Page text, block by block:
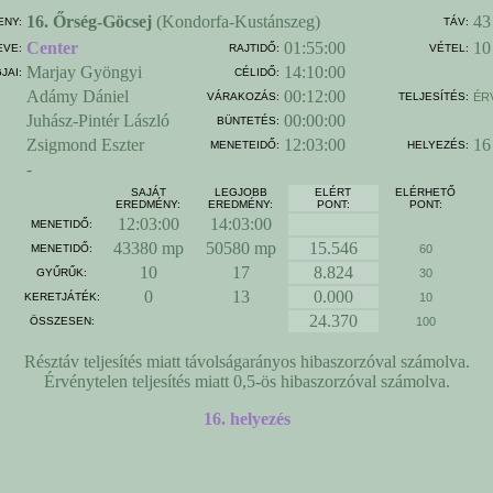
16. Őrség-Göcsej(Kondorfa-Kustánszeg) TÁV:
Center RAJTIDŐ: 01:55:00 VÉTEL: 10
Marjay Gyöngyi CÉLIDŐ: 14:10:00
Adámy Dániel
VÁRAKOZÁS: 00:12:00 TELJESÍTÉS:
Juhász-Pintér László BÜNTETÉS: 00:00:00
Zsigmond Eszter
MENETEIDŐ: 12:03:00 HELYEZÉS: 16
-
SAJÁT
EREDMÉNY:
LEGJOBB
EREDMÉNY:
ELÉRT
PONT:
ELÉRHETŐ
PONT:
MENETIDŐ:
12:03:00 14:03:00
MENETIDŐ: 43380 mp 50580 mp 15.546 60
GYŰRŰK: 10 17 8.824 30
KERETJÁTÉK: 0 13 0.000 10
ÖSSZESEN: 24.370 100
Résztáv teljesítés miatt távolságarányos hibaszorzóval számolva.
Érvénytelen teljesítés miatt 0,5-ös hibaszorzóval számolva.
16. helyezés